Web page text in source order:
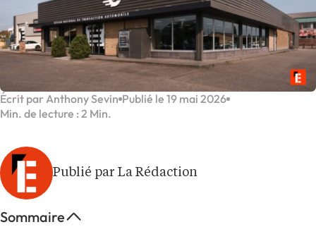
Écrit par Anthony Sevin Publié le 19 mai 2026
Min. de lecture : 2 Min.
Publié par La Rédaction
Sommaire